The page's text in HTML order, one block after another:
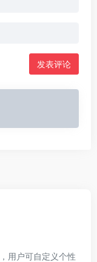
发表评论
用户可自定义个性